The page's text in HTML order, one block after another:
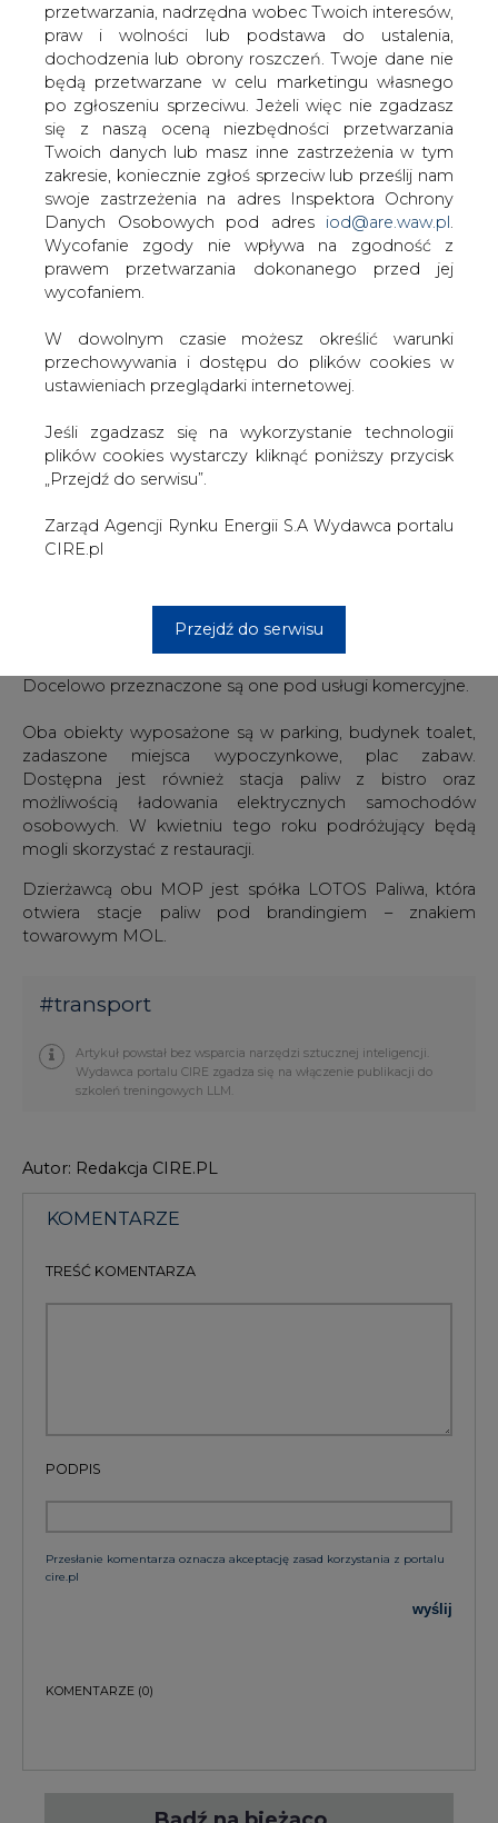
przetwarzania, nadrzędna wobec Twoich interesów,
praw i wolności lub podstawa do ustalenia,
dochodzenia lub obrony roszczeń. Twoje dane nie
będą przetwarzane w celu marketingu własnego
po zgłoszeniu sprzeciwu. Jeżeli więc nie zgadzasz
się z naszą oceną niezbędności przetwarzania
Twoich danych lub masz inne zastrzeżenia w tym
zakresie, koniecznie zgłoś sprzeciw lub prześlij nam
swoje zastrzeżenia na adres Inspektora Ochrony
Danych Osobowych pod adres iod@are.waw.pl
Wycofanie zgody nie wpływa na zgodność z
prawem przetwarzania dokonanego przed jej
wycofaniem.
W dowolnym czasie możesz określić warunki
przechowywania i dostępu do plików cookies w
ustawieniach przeglądarki internetowej.
Jeśli zgadzasz się na wykorzystanie technologii
plików cookies wystarczy kliknąć poniższy przycisk
„Przejdź do serwisu”.
Zarząd Agencji Rynku Energii S.A Wydawca portalu
CIRE.pl
Przejdź do serwisu
Kierowcy jadący w kierunku
Białegostoku mogą już korzystać z
Miejsca Obsługi Podróżnych (MOP)
Budykierz na odcinku S8 między
Wyszkowem, a granicą województw
mazowieckiego i podlaskiego. W
zeszłym tygodniu oddany do użytku
został MOP Przyjmy
Obiekt wyposażony jest w parking dla samochodów
elektrycznych samochodów osobowych (3 stanowiska),
budynek toalet, zadaszone miejsca wypoczynkowe, plac
zabaw. Dostępna jest też stacja paliw z bistro.
W kwietniu tego roku podróżujący będą mogli również
skorzystać z restauracji.
Dwa MOPy na S8 Wyszków – gr. województw
Budykierz (w kierunku Białegostoku).
Docelowo przeznaczone są one pod usługi komercyjne.
Oba obiekty wyposażone są w parking, budynek toalet,
zadaszone miejsca wypoczynkowe, plac zabaw.
Dostępna jest również stacja paliw z bistro oraz
możliwością ładowania elektrycznych samochodów
osobowych. W kwietniu tego roku podróżujący będą
mogli skorzystać z restauracji.
Dzierżawcą obu MOP jest spółka LOTOS Paliwa, która
otwiera stacje paliw pod brandingiem – znakiem
towarowym MOL.
#transport
Artykuł powstał bez wsparcia narzędzi sztucznej inteligencji.
Wydawca portalu CIRE zgadza się na włączenie publikacji do
szkoleń treningowych LLM.
Autor: Redakcja CIRE.PL
KOMENTARZE
TREŚĆ KOMENTARZA
PODPIS
Przesłanie komentarza oznacza akceptację zasad korzystania z portalu
cire.pl
wyślij
KOMENTARZE (0)